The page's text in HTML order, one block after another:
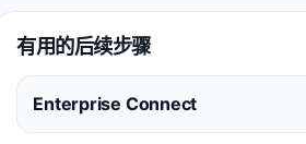
有用的后续步骤
Enterprise Connect